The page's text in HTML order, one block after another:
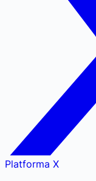
Platforma X